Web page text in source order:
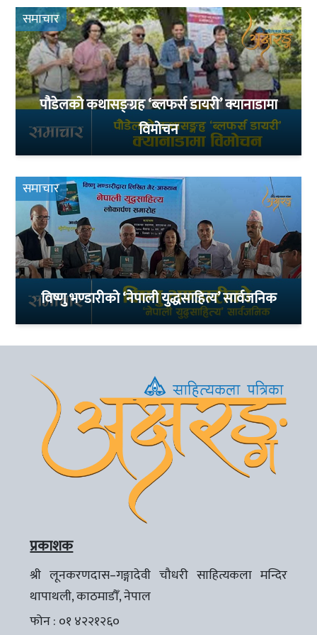
समाचार
पौडेलको कथासङ्ग्रह ‘ब्लफर्स डायरी’ क्यानाडामा
विमोचन
समाचार
विष्णु भण्डारीको ‘नेपाली युद्धसाहित्य’ सार्वजनिक
प्रकाशक
श्री लूनकरणदास–गङ्गादेवी चौधरी साहित्यकला मन्दिर
थापाथली, काठमाडौँ, नेपाल
फोन : ०१ ४२२१२६०